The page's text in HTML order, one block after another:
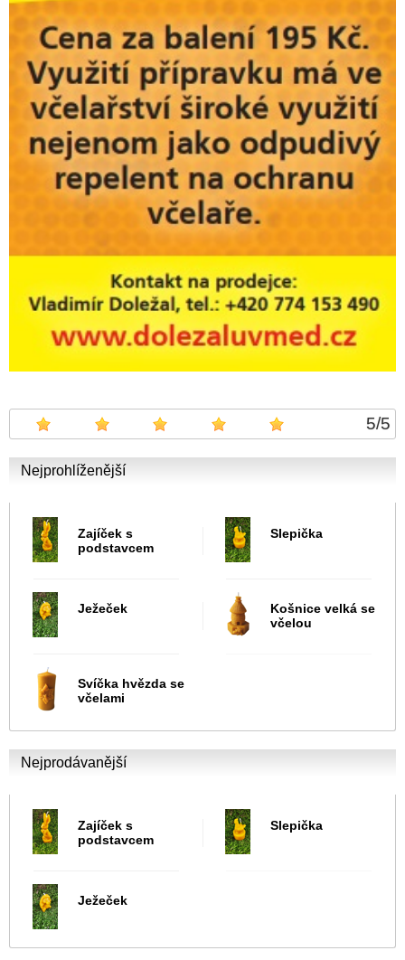
5/5
Nejprohlíženější
Zajíček s
podstavcem
Slepička
Ježeček
Košnice velká se
včelou
Svíčka hvězda se
včelami
Nejprodávanější
Zajíček s
podstavcem
Slepička
Ježeček